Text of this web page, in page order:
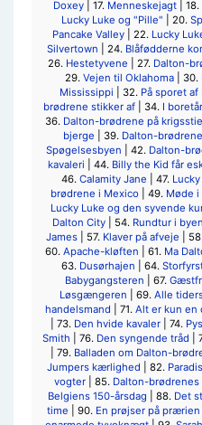
Doxey| 17. Menneskejagt| 18.
Lucky Luke og "Pille" | 20.
Pancake Valley| 22. Lucky
Silvertown | 24. Blåfødderne
26. Hestetyvene | 27. Dalton-
29. Vejen til Oklahoma| 30.
Mississippi | 32. På sporet
brødrene stikker af | 34. I
36. Dalton-brødrene på
bjerge | 39. Dalton-
Spøgelsesbyen | 42. Dalton-
kavaleri | 44. Billy the Kid får
46. Calamity Jane | 47.
brødrene i Mexico | 49. Møde
Lucky Luke og den syvende
Dalton City | 54. Rundtur i byen
James| 57. Klaver på afveje |
60. Apache-kløften | 61. Ma
63. Dusørhajen | 64.
Babygangsteren | 67.
Løsgængeren | 69. Alle
handelsmand | 71. Alt er kun en
| 73. Den hvide kavaler| 74.
Smith | 76. Den syngende tråd |
| 79. Balladen om Dalton-
Jumpers kærlighed | 82.
vogter | 85. Dalton-brødrenes
Belgiens 150-årsdag | 88. Det
time | 90. En prøjser på prærien